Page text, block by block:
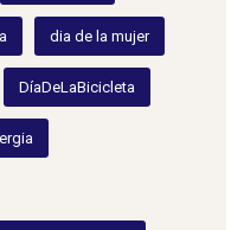
dia de la mujer
DíaDeLaBicicleta